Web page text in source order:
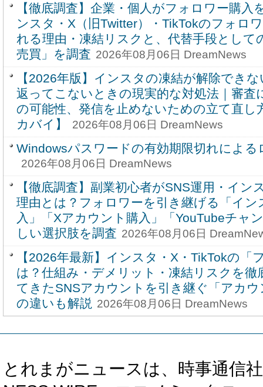
【徹底調査】企業・個人がフォロワー購入
ンスタ・X（旧Twitter）・TikTokのフォロ
れる理由・凍結リスクと、代替手段として
売買」を調査 2026年08月06日 DreamNews
【2026年版】インスタの凍結が解除でき
返ってこないときの現実的な対処法｜審査
の可能性、発信を止めないための立て直し
カバイ】
2026年08月06日 DreamNews
Windowsパスワードの有効期限切れによる
2026年08月06日 DreamNews
【徹底調査】副業初心者がSNS運用・イン
理由とは？フォロワーを引き継げる「イ
入」「Xアカウント購入」「YouTubeチャ
しい選択肢を調査 2026年08月06日
【2026年最新】インスタ・X・TikTokの「
は？仕組み・デメリット・凍結リスクを徹
てきたSNSアカウントを引き継ぐ「アカ
の違いも解説 2026年08月06日 DreamNews
とれまがニュースは、時事通信